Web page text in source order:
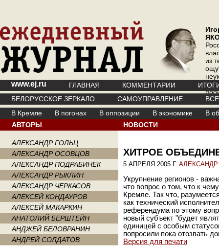
из
где
www.ej.ru ГЛАВНАЯ КОММЕНТАРИИ
БЕЛОРУССКОЕ ЗЕРКАЛО
САМОУПРАВЛЕНИЕ
В Кремле
В погонах В оппозиции В экономике
В
АВТОРЫ
АЛЕКСАНДР ГОЛЬЦ
АЛЕКСАНДР ОСОВЦОВ
АЛЕКСАНДР ПОДРАБИНЕК
АЛЕКСАНДР РЫКЛИН
АЛЕКСАНДР ЧЕРКАСОВ
АЛЕКСЕЙ КОНДАУРОВ
АЛЕКСЕЙ МАКАРКИН
АНАТОЛИЙ БЕРШТЕЙН
АНДЖЕЙ БЕЛОВРАНИН
АНДРЕЙ СОЛДАТОВ
НОВОСТИ
ХИТРОЕ
5 АПРЕЛЯ 2005 Г.
Укрупнение регионов -
что вопрос о том, что к
Кремле. Так что,
как технический
референдума по этому
новый субъект "будет
единицей с особым
попросили пока отозвать
Версия для печати